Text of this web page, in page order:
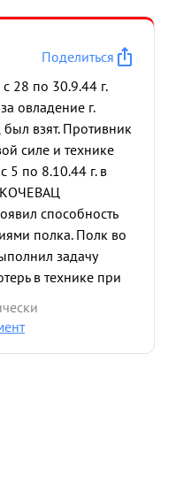
Поделиться
28 по 30.9.44 г.
овладение г.
взят. Противник
силе и технике
5 по 8.10.44 г. в
способность
полка. Полк во
задачу
в технике при
Тов. ДВОРКИН в
смело и